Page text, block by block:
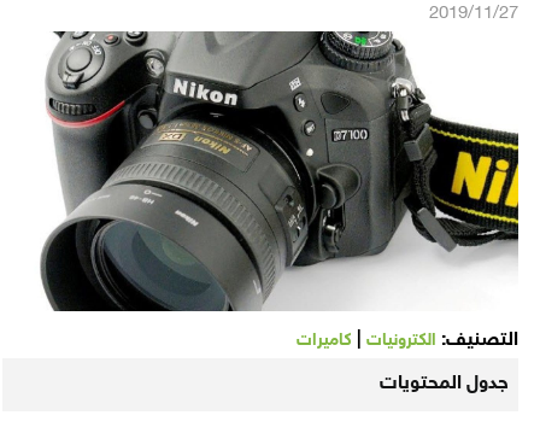
2019/11/27
التصنيف: الكترونيات| كاميرات
جدول المحتويات